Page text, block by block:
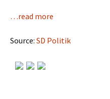
…read more
Source: SD Politik